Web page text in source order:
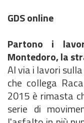
GDS online
Partono i
Montedoro, la
Al via i lavori
che collega
2015 è rimasta
serie di